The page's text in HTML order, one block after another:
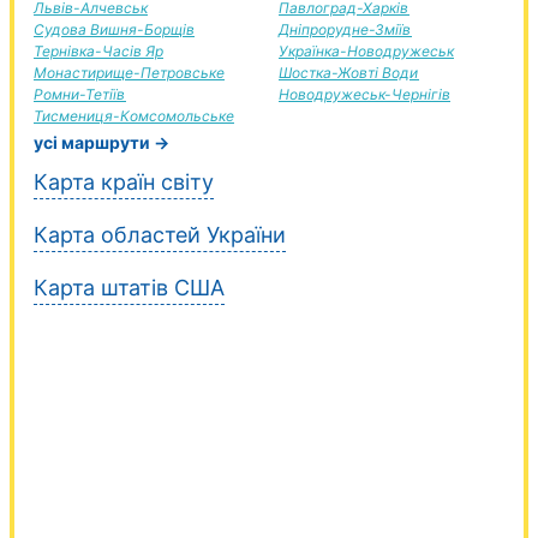
Львів-Алчевськ
Судова Вишня-Борщів
Тернівка-Часів Яр
Монастирище-Петровське
Ромни-Тетіїв
Тисмениця-Комсомольське
Павлоград-Харків
Дніпрорудне-Зміїв
Українка-Новодружеськ
Шостка-Жовті Води
Новодружеськ-Чернігів
усі маршрути →
Карта країн світу
Карта областей України
Карта штатів США